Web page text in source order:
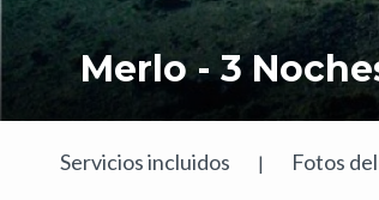
Merlo - 3
Servicios incluidos | Fotos